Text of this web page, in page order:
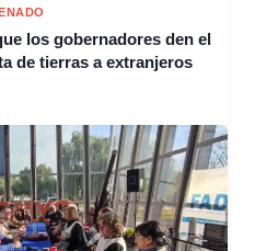
los gobernadores den el
de tierras a extranjeros